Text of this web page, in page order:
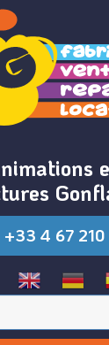
+33 4 67 210